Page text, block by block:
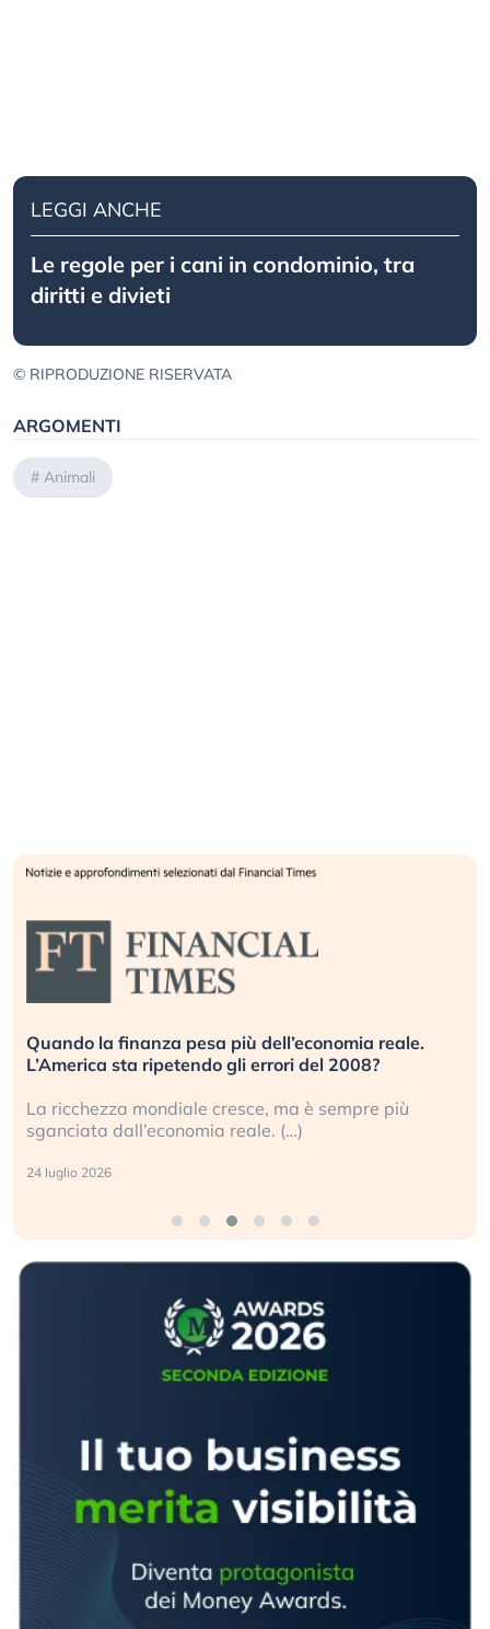
LEGGI ANCHE
Le regole per i cani in condominio, tra
diritti e divieti
© RIPRODUZIONE RISERVATA
ARGOMENTI
# Animali
Quando la finanza pesa più dell’economia reale.
L’America sta ripetendo gli errori del 2008?
La ricchezza mondiale cresce, ma è sempre più
sganciata dall’economia reale. (…)
24 luglio 2026